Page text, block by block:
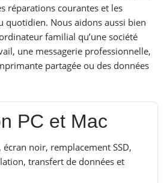
réparations courantes et les
quotidien. Nous aidons aussi bien
familial qu’une société
une messagerie professionnelle,
partagée ou des données
PC et Mac
noir, remplacement SSD,
transfert de données et